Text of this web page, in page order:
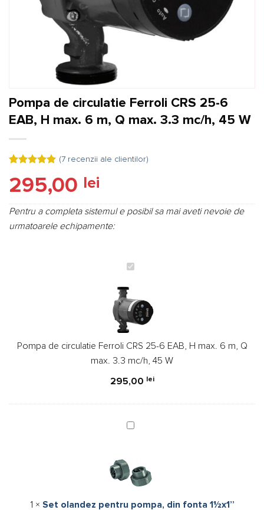
Pompa de circulatie Ferroli CRS 25-6
EAB, H max. 6 m, Q max. 3.3 mc/h, 45 W
5.00din 5
pe baza a
la clienți
(7recenzii ale clientilor)
295,00 lei
Pentru a completa sistemul e posibil sa mai aveti nevoie de
urmatoarele echipamente:
Pompa
circulatie
Ferroli
CRS
25-
6
EAB,
6
Q
mc/h,
45
Pompa de circulatie Ferroli CRS 25-6 EAB, H max. 6 m, Q
max. 3.3 mc/h, 45 W
295,00 lei
Set
pompa,
din
1½x1”
1 × Set olandez pentru pompa, din fonta 1½x1”